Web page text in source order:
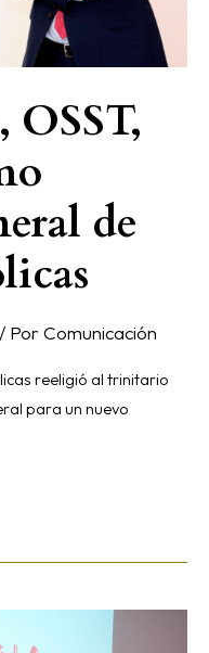
OSST,
de
/ Por Comunicación
reeligió al trinitario
para un nuevo